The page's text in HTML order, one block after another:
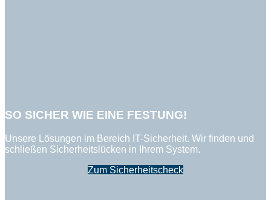
SO SICHER WIE EINE FESTUNG!
Unsere Lösungen im Bereich IT-Sicherheit. Wir finden und
schließen Sicherheitslücken in Ihrem System.
Zum Sicherheitscheck